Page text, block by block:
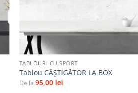
+
TABLOURI CU SPORT
Tablou CÂȘTIGĂTOR LA BOX
De la 95,00 lei